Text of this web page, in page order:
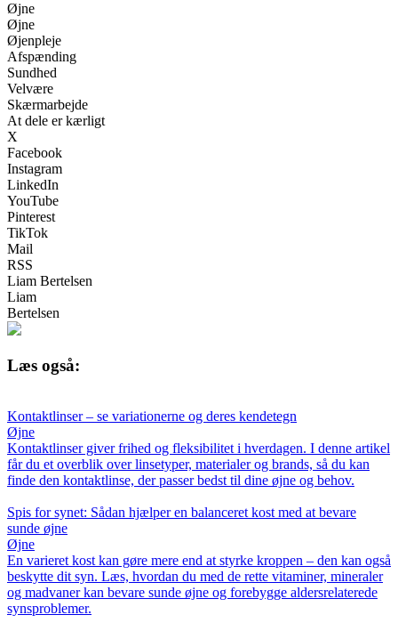
Øjne
Øjne
Øjenpleje
Afspænding
Sundhed
Velvære
Skærmarbejde
At dele er kærligt
X
Facebook
Instagram
LinkedIn
YouTube
Pinterest
TikTok
Mail
RSS
Liam Bertelsen
Liam
Bertelsen
Læs også:
Kontaktlinser – se variationerne og deres kendetegn
Øjne
Kontaktlinser giver frihed og fleksibilitet i hverdagen. I denne artikel
får du et overblik over linsetyper, materialer og brands, så du kan
finde den kontaktlinse, der passer bedst til dine øjne og behov.
Spis for synet: Sådan hjælper en balanceret kost med at bevare
sunde øjne
Øjne
En varieret kost kan gøre mere end at styrke kroppen – den kan også
beskytte dit syn. Læs, hvordan du med de rette vitaminer, mineraler
og madvaner kan bevare sunde øjne og forebygge aldersrelaterede
synsproblemer.